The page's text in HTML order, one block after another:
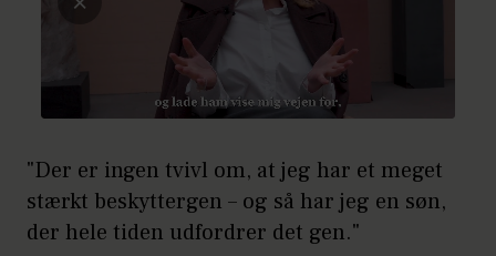
"Der er ingen tvivl om, at jeg har et meget
stærkt beskyttergen – og så har jeg en søn,
der hele tiden udfordrer det gen."